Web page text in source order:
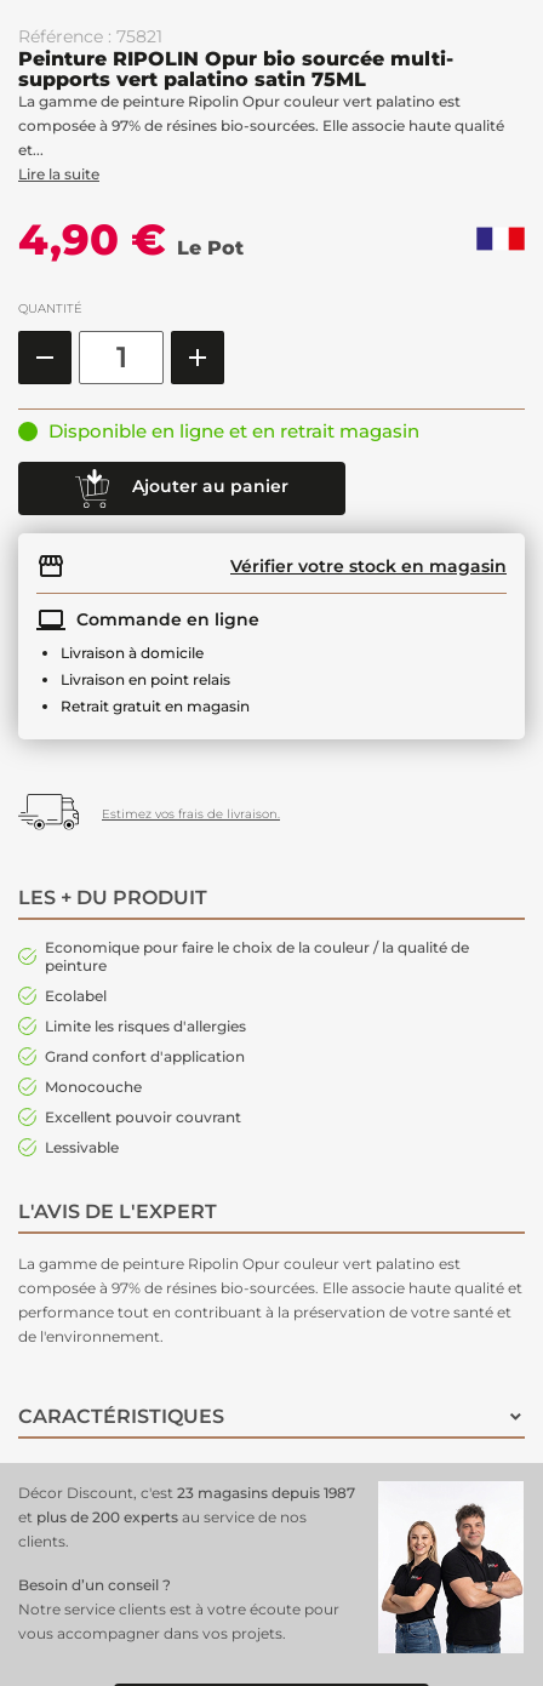
Référence : 75821
Peinture RIPOLIN Opur bio sourcée multi-
supports vert palatino satin 75ML
La gamme de peinture Ripolin Opur couleur vert palatino est
composée à 97% de résines bio-sourcées. Elle associe haute qualité
et...
Lire la suite
4,90 € Le Pot
QUANTITÉ
Disponible en ligne et en retrait magasin
Ajouter au panier
Vérifier votre stock en magasin
Commande en ligne
Livraison à domicile
Livraison en point relais
Retrait gratuit en magasin
Estimez vos frais de livraison.
LES + DU PRODUIT
Economique pour faire le choix de la couleur / la qualité de
peinture
Ecolabel
Limite les risques d'allergies
Grand confort d'application
Monocouche
Excellent pouvoir couvrant
Lessivable
L'AVIS DE L'EXPERT
La gamme de peinture Ripolin Opur couleur vert palatino est
composée à 97% de résines bio-sourcées. Elle associe haute qualité et
performance tout en contribuant à la préservation de votre santé et
de l'environnement.
CARACTÉRISTIQUES
Décor Discount, c'est 23 magasins depuis 1987
et plus de 200 experts au service de nos
clients.
Besoin d’un conseil ?
Notre service clients est à votre écoute pour
vous accompagner dans vos projets.